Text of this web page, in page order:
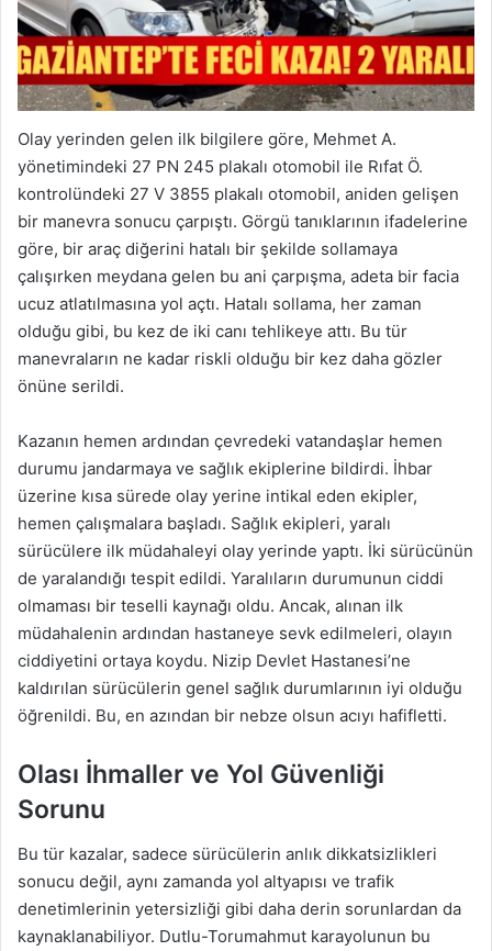
Olay yerinden gelen ilk bilgilere göre, Mehmet A.
yönetimindeki 27 PN 245 plakalı otomobil ile Rıfat Ö.
kontrolündeki 27 V 3855 plakalı otomobil, aniden gelişen
bir manevra sonucu çarpıştı. Görgü tanıklarının ifadelerine
göre, bir araç diğerini hatalı bir şekilde sollamaya
çalışırken meydana gelen bu ani çarpışma, adeta bir facia
ucuz atlatılmasına yol açtı. Hatalı sollama, her zaman
olduğu gibi, bu kez de iki canı tehlikeye attı. Bu tür
manevraların ne kadar riskli olduğu bir kez daha gözler
önüne serildi.
Kazanın hemen ardından çevredeki vatandaşlar hemen
durumu jandarmaya ve sağlık ekiplerine bildirdi. İhbar
üzerine kısa sürede olay yerine intikal eden ekipler,
hemen çalışmalara başladı. Sağlık ekipleri, yaralı
sürücülere ilk müdahaleyi olay yerinde yaptı. İki sürücünün
de yaralandığı tespit edildi. Yaralıların durumunun ciddi
olmaması bir teselli kaynağı oldu. Ancak, alınan ilk
müdahalenin ardından hastaneye sevk edilmeleri, olayın
ciddiyetini ortaya koydu. Nizip Devlet Hastanesi’ne
kaldırılan sürücülerin genel sağlık durumlarının iyi olduğu
öğrenildi. Bu, en azından bir nebze olsun acıyı hafifletti.
Olası İhmaller ve Yol Güvenliği
Sorunu
Bu tür kazalar, sadece sürücülerin anlık dikkatsizlikleri
sonucu değil, aynı zamanda yol altyapısı ve trafik
denetimlerinin yetersizliği gibi daha derin sorunlardan da
kaynaklanabiliyor. Dutlu-Torumahmut karayolunun bu